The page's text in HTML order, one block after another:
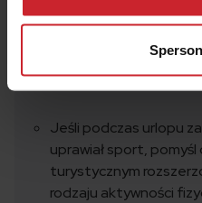
przetwarzamy dane
Podsumowanie
Jeśli podczas urlopu
uprawiał sport,
turystycznym
rodzaju aktywności